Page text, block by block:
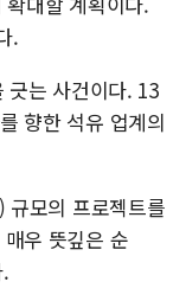
.
긋는 사건이다. 13
향한 석유 업계의
규모의 프로젝트를
우 뜻깊은 순